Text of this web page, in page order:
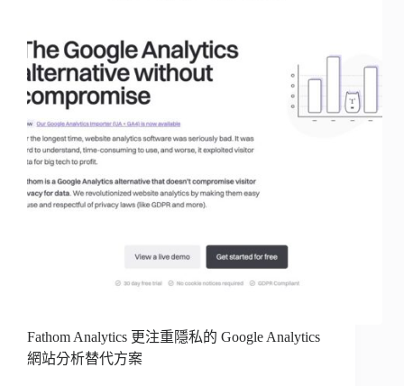
Fathom Analytics 更注重隱私的 Google Analytics
網站分析替代方案